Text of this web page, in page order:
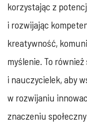
korzystając z
i rozwijając
kreatywność,
myślenie. To
i nauczycielek, aby
w rozwijaniu
znaczeniu